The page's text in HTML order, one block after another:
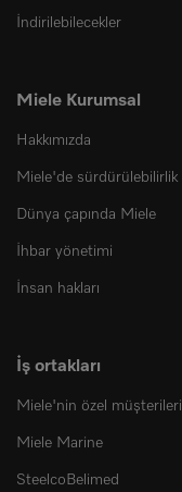
İndirilebilecekler
Miele Kurumsal
Hakkımızda
Miele'de sürdürülebilirlik
Dünya çapında Miele
İhbar yönetimi
İnsan hakları
İş ortakları
Miele'nin özel müşterileri
Miele Marine
SteelcoBelimed